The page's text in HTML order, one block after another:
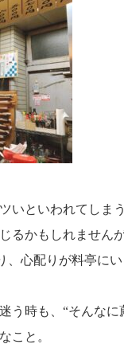
いといわれてしま
るかもしれません
、心配りが料亭に
う時も、“そんな
こと。